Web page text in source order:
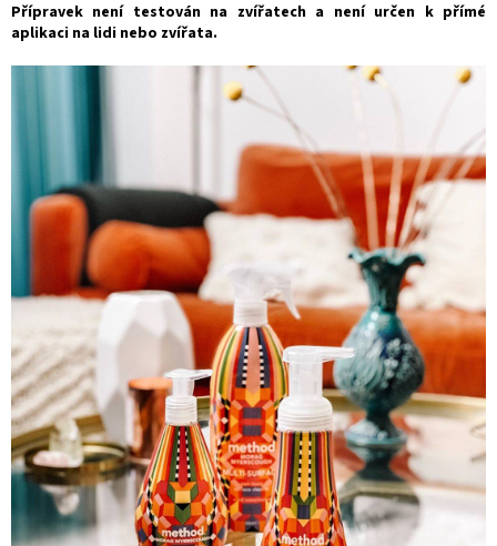
Přípravek není testován na zvířatech a není určen k přímé
aplikaci na lidi nebo zvířata.